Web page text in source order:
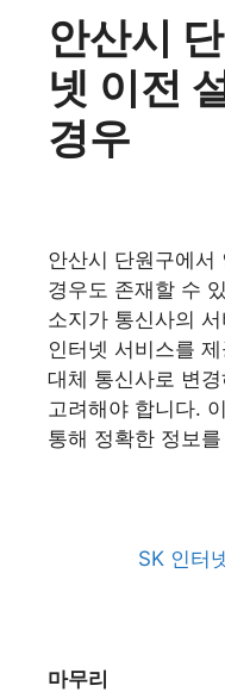
안산시
넷 이전
경우
안산시 단원구에서
경우도 존재할 수
소지가 통신사의
인터넷 서비스를
대체 통신사로 변
고려해야 합니다.
통해 정확한 정보
SK 인터
마무리